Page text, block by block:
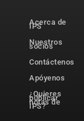
Acerca de
IPS
Nuestros
socios
Contáctenos
Apóyenos
¿Quieres
publicar
notas de
IPS?